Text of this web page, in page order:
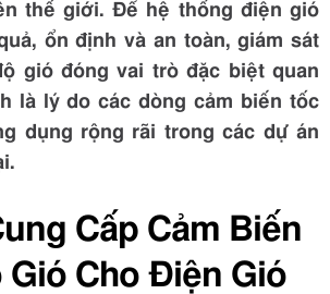
thế giới. Để hệ thống điện gió
ổn định và an toàn, giám sát
gió đóng vai trò đặc biệt quan
là lý do các dòng cảm biến tốc
dụng rộng rãi trong các dự án
Cấp Cảm Biến
Cho Điện Gió